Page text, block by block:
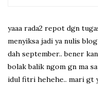
yaaa rada2 repot dgn
menyiksa jadi ya nulis
dah september.. bener
bolak balik ngom gn ma
idul fitri hehehe.. mari gt